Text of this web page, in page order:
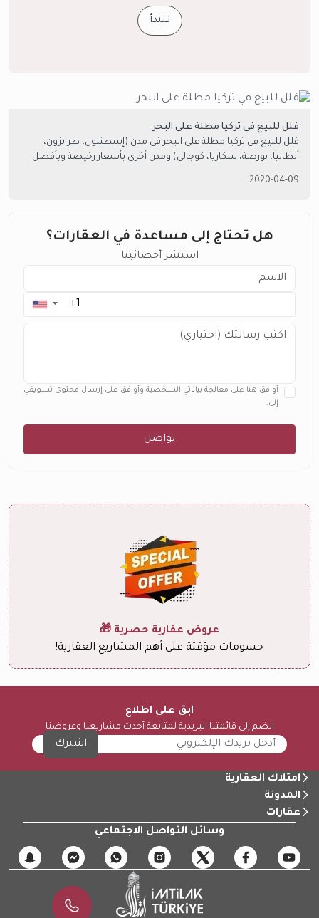
لنبدأ
فلل للبيع في تركيا مطلة على البحر
فلل للبيع في تركيا مطلة على البحر في مدن (إسطنبول، طرابزون،
أنطاليا، بورصة، سكاريا، كوجالي) ومدن أخرى بأسعار رخيصة وبأفضل
2020-04-09
هل تحتاج إلى مساعدة في العقارات؟
استشر أخصائينا
▼
أوافق هنا على معالجة بياناتي الشخصية وأوافق على إرسال محتوى تسويقي
إلي.
تواصل
عروض عقارية حصرية 🎁
حسومات مؤقتة على أهم المشاريع العقارية!
ابق على اطلاع
انضم إلى قائمتنا البريدية لمتابعة أحدث مشاريعنا وعروضنا
اشترك
امتلاك العقارية
المدونة
عقارات
وسائل التواصل الاجتماعي